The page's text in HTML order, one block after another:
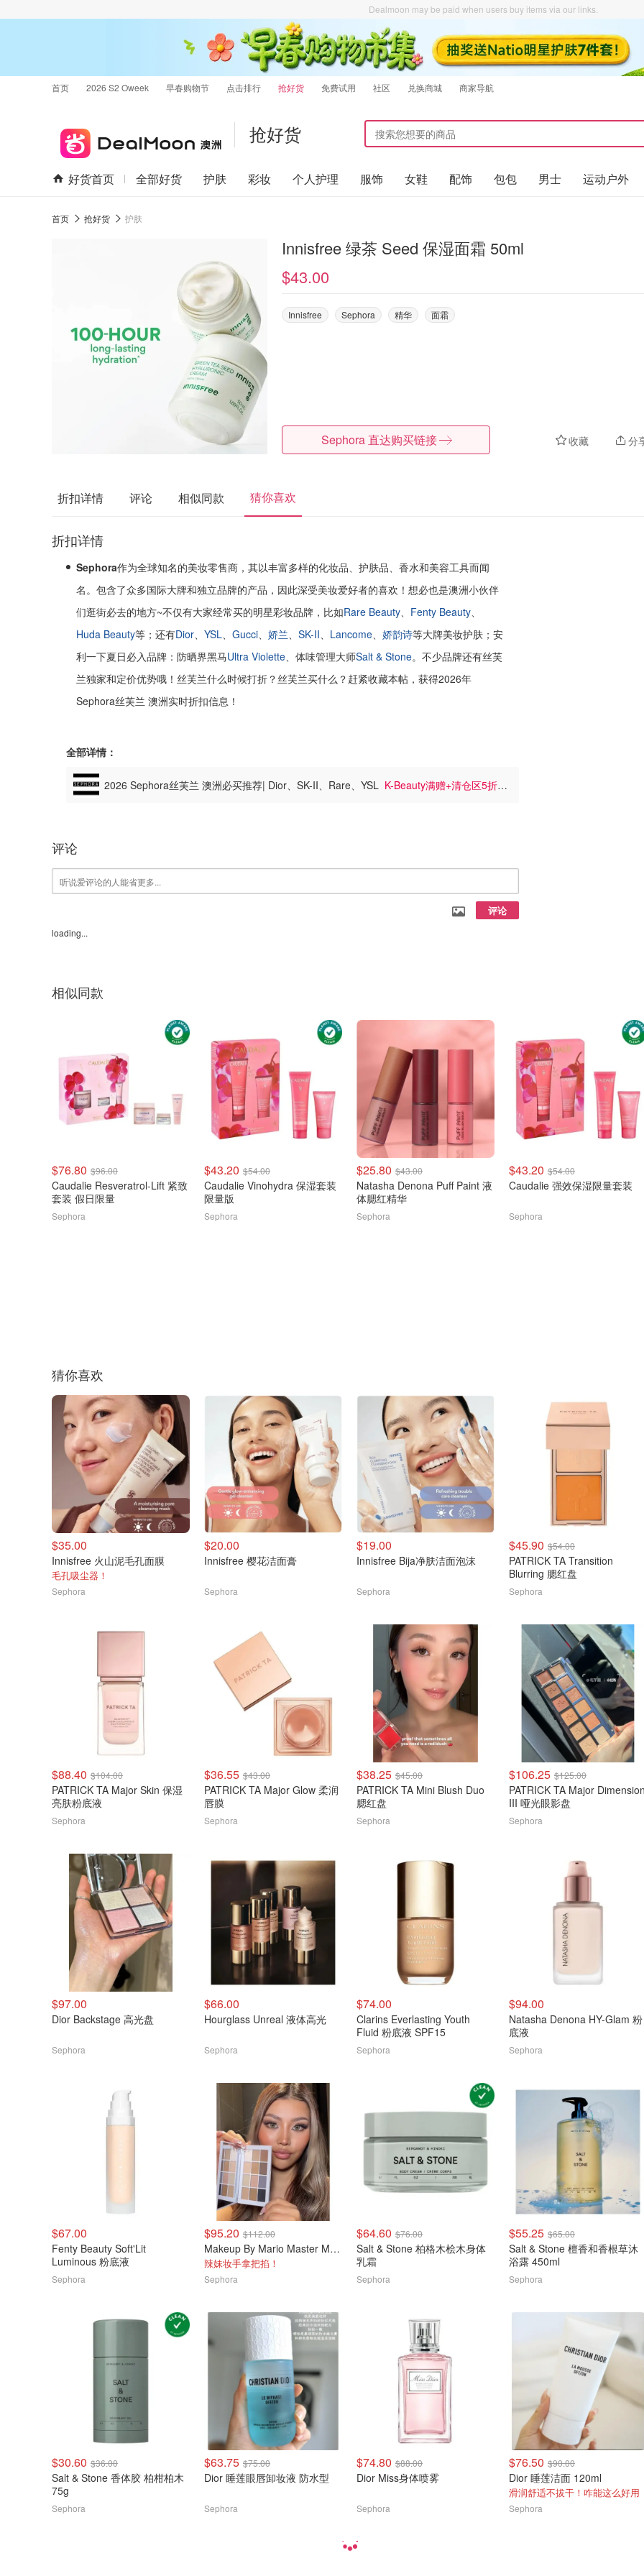
Dealmoon may be paid when users buy items via our links.
首页 2026 S2 Oweek 早春购物节 点击排行 抢好货 免费试用 社区 兑换商城 商家导航
抢好货
好货首页 全部好货 护肤 彩妆 个人护理 服饰 女鞋 配饰 包包 男士 运动户外
首页 抢好货 护肤
Innisfree 绿茶 Seed 保湿面霜 50ml
$43.00
Innisfree Sephora 精华 面霜
收藏 分
Sephora 直达购买链接
折扣详情 评论 相似同款 猜你喜欢
折扣详情
Sephora作为全球知名的美妆零售商，其以丰富多样的化妆品、护肤品、香水和美容工具而闻
名。包含了众多国际大牌和独立品牌的产品，因此深受美妆爱好者的喜欢！想必也是澳洲小伙伴
们逛街必去的地方~不仅有大家经常买的明星彩妆品牌，比如Rare Beauty、 Fenty Beauty、
Huda Beauty等；还有Dior、 YSL、 Gucci、 娇兰、 SK-II、 Lancome、 娇韵诗等大牌美妆护肤；安
利一下夏日必入品牌：防晒界黑马Ultra Violette、体味管理大师Salt & Stone。不少品牌还有丝芙
兰独家和定价优势哦！丝芙兰什么时候打折？丝芙兰买什么？赶紧收藏本帖，获得2026年
Sephora丝芙兰 澳洲实时折扣信息！
全部详情：
2026 Sephora丝芙兰 澳洲必买推荐| Dior、SK-II、Rare、YSL K-Beauty满赠+清仓区5折
评论
评论
loading...
相似同款
$76.80 $96.00
Caudalie Resveratrol-Lift 紧致
套装 假日限量
Sephora
$43.20 $54.00
Caudalie Vinohydra 保湿套装
限量版
Sephora
$25.80 $43.00
Natasha Denona Puff Paint 液
体腮红精华
Sephora
$43.20 $54.00
Caudalie 强效保湿限量套装
Sephora
猜你喜欢
$35.00
Innisfree 火山泥毛孔面膜
毛孔吸尘器！
Sephora
$20.00
Innisfree 樱花洁面膏
Sephora
$19.00
Innisfree Bija净肤洁面泡沫
Sephora
$45.90 $54.00
PATRICK TA Transition
Blurring 腮红盘
Sephora
$88.40 $104.00
PATRICK TA Major Skin 保湿
亮肤粉底液
Sephora
$36.55 $43.00
PATRICK TA Major Glow 柔润
唇膜
Sephora
$38.25 $45.00
PATRICK TA Mini Blush Duo
腮红盘
Sephora
$106.25 $125.00
PATRICK TA Major
III 哑光眼影盘
Sephora
$97.00
Dior Backstage 高光盘
Sephora
$66.00
Hourglass Unreal 液体高光
Sephora
$74.00
Clarins Everlasting Youth
Fluid 粉底液 SPF15
Sephora
$94.00
Natasha Denona HY-Glam 粉
底液
Sephora
$67.00
Fenty Beauty Soft'Lit
Luminous 粉底液
Sephora
$95.20 $112.00
Makeup By Mario Master Mattes 中性眼影盘
辣妹妆手拿把掐！
Sephora
$64.60 $76.00
Salt & Stone 柏格木桧木身体
乳霜
Sephora
$55.25 $65.00
Salt & Stone 檀香和香根草沐
浴露 450ml
Sephora
$30.60 $36.00
Salt & Stone 香体胶 柏柑柏木
75g
Sephora
$63.75 $75.00
Dior 睡莲眼唇卸妆液 防水型
Sephora
$74.80 $88.00
Dior Miss身体喷雾
Sephora
$76.50 $90.00
Dior 睡莲洁面 120ml
滑润舒适不拔干！咋能这么好用
Sephora